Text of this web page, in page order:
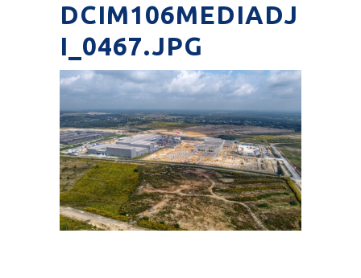
DCIM106MEDIADJ
I_0467.JPG